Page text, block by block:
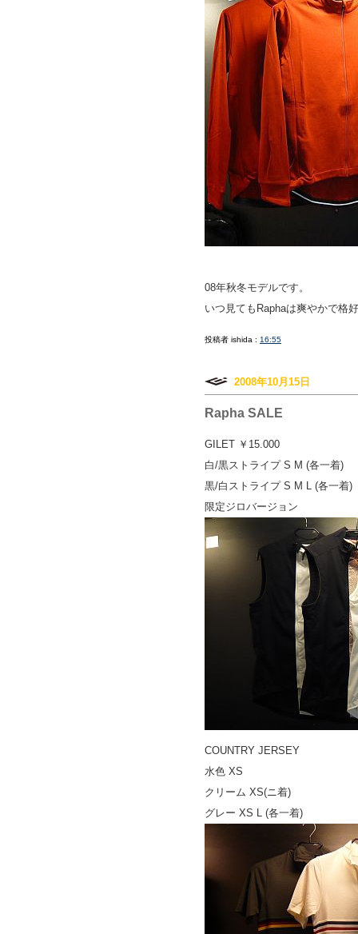
08年秋冬モデルです。
いつ見てもRaphaは爽やかで格
投稿者 ishida : 16:55
2008年10月15日
Rapha SALE
GILET ￥15.000
白/黒ストライプ S M (各一着)
黒/白ストライプ S M L (各一着)
限定ジロバージョン
COUNTRY JERSEY
水色 XS
クリーム XS(ニ着)
グレー XS L (各一着)